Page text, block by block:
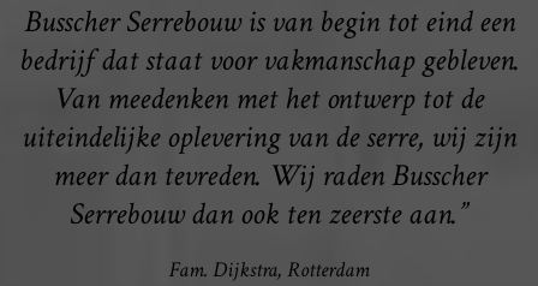
Busscher Serrebouw is van begin tot eind een
bedrijf dat staat voor vakmanschap gebleven.
Van meedenken met het ontwerp tot de
uiteindelijke oplevering van de serre, wij zijn
meer dan tevreden. Wij raden Busscher
Serrebouw dan ook ten zeerste aan.”
Fam. Dijkstra, Rotterdam